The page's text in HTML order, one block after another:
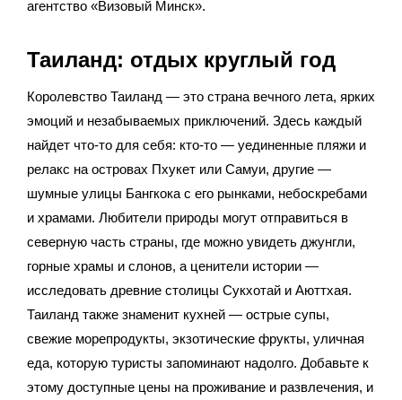
агентство «Визовый Минск».
Таиланд: отдых круглый год
Королевство Таиланд — это страна вечного лета, ярких
эмоций и незабываемых приключений. Здесь каждый
найдет что-то для себя: кто-то — уединенные пляжи и
релакс на островах Пхукет или Самуи, другие —
шумные улицы Бангкока с его рынками, небоскребами
и храмами. Любители природы могут отправиться в
северную часть страны, где можно увидеть джунгли,
горные храмы и слонов, а ценители истории —
исследовать древние столицы Сукхотай и Аюттхая.
Таиланд также знаменит кухней — острые супы,
свежие морепродукты, экзотические фрукты, уличная
еда, которую туристы запоминают надолго. Добавьте к
этому доступные цены на проживание и развлечения, и